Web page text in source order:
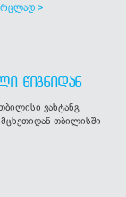
>
ᲬᲘᲒᲜᲘᲓᲐᲜ
ვახტანგ
თბილისში